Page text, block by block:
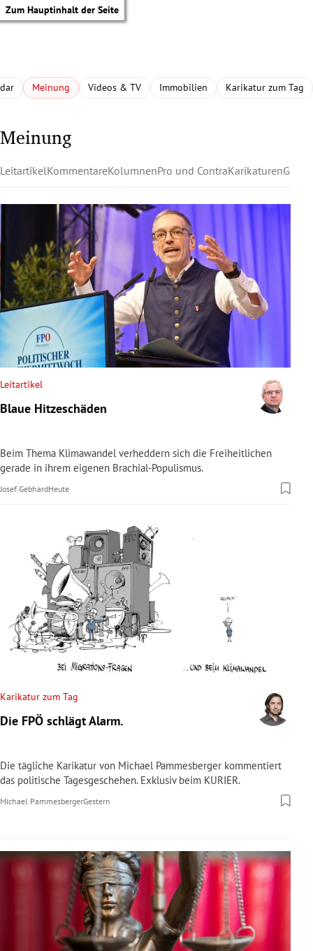
Zum Hauptinhalt der Seite
Untermenü
Untermenü
Untermenü
Untermenü
Untermenü
Untermenü
Untermenü
Meinung Videos & TV Immobilien Karikatur zum Tag
Meinung
LeitartikelKommentareKolumnenPro und ContraKarikaturen
Leitartikel
Blaue Hitzeschäden
Beim Thema Klimawandel verheddern sich die Freiheitlichen
gerade in ihrem eigenen Brachial-Populismus.
Josef GebhardHeute
Karikatur zum Tag
Die FPÖ schlägt Alarm.
Die tägliche Karikatur von Michael Pammesberger kommentiert
das politische Tagesgeschehen. Exklusiv beim KURIER.
Michael PammesbergerGestern